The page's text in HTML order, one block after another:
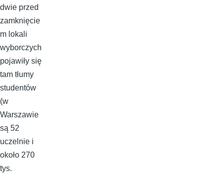
dwie przed
zamknięcie
m lokali
wyborczych
pojawiły się
tam tłumy
studentów
(w
Warszawie
są 52
uczelnie i
około 270
tys.